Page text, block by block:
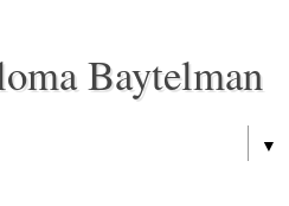
Baytelman
▼